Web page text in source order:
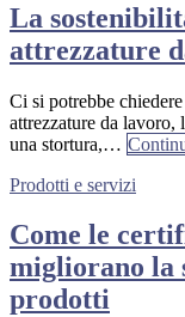
La
attrezzature
Ci si potrebbe
attrezzature da lavoro,
una stortura,…
Prodotti e servizi
Come le
migliorano la
prodotti